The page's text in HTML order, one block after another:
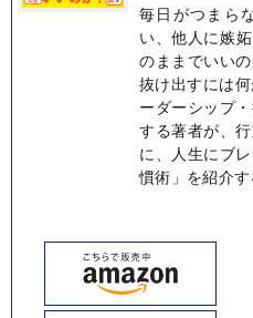
毎日がつまら
い、他人に嫉
のままでいい
抜け出すには
ーダーシップ
する著者が、
に、人生にブ
慣術」を紹介す